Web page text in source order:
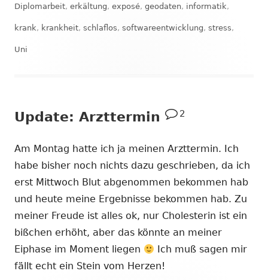
am
Diplomarbeit, erkältung, exposé, geodaten, informatik,
krank, krankheit, schlaflos, softwareentwicklung, stress,
Uni
Update: Arzttermin 2
Am Montag hatte ich ja meinen Arzttermin. Ich
habe bisher noch nichts dazu geschrieben, da ich
erst Mittwoch Blut abgenommen bekommen hab
und heute meine Ergebnisse bekommen hab. Zu
meiner Freude ist alles ok, nur Cholesterin ist ein
bißchen erhöht, aber das könnte an meiner
Eiphase im Moment liegen
Ich muß sagen mir
fällt echt ein Stein vom Herzen!